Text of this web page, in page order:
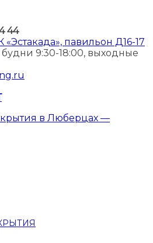
44
павильон Д16-17
9:30-18:00, выходные